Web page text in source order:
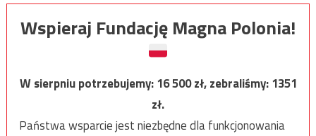
Wspieraj Fundację Magna Polonia!
W sierpniu potrzebujemy:16 500zł, zebraliśmy:1351
zł.
Państwa wsparcie jest niezbędne dla funkcjonowania